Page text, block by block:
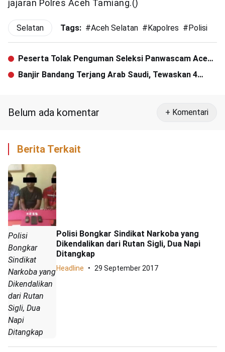
jajaran Polres Aceh Tamiang.()
Selatan Tags: #Aceh Selatan #Kapolres #Polisi
Peserta Tolak Penguman Seleksi Panwascam Aceh
Tenggara
Banjir Bandang Terjang Arab Saudi, Tewaskan 4
Belum ada komentar + Komentari
Berita Terkait
Polisi
Bongkar
Sindikat
Narkoba yang
Dikendalikan
dari Rutan
Sigli, Dua
Napi
Ditangkap
Polisi Bongkar Sindikat Narkoba yang
Dikendalikan dari Rutan Sigli, Dua Napi
Ditangkap
Headline 29 September 2017